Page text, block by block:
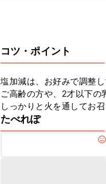
コツ・ポイント
塩加減は、お好みで調整し
ご高齢の方や、2才以下の
しっかりと火を通してお
たべれぽ